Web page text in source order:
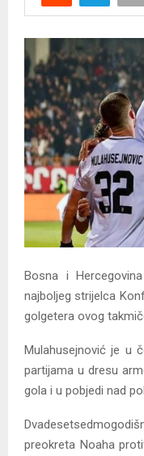
Y
M
E
N
U
Bosna i
najboljeg strijelca
golgetera ovog
Mulahusejnović je u
partijama u dresu
gola i u pobjedi nad
preokreta Noaha